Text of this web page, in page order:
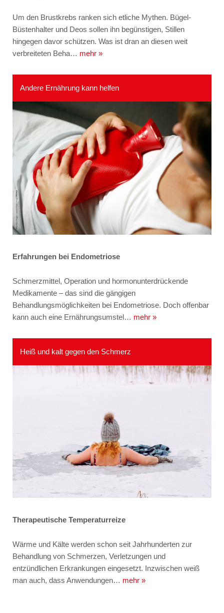
Um den Brustkrebs ranken sich etliche Mythen. Bügel-
Büstenhalter und Deos sollen ihn begünstigen, Stillen
hingegen davor schützen. Was ist dran an diesen weit
verbreiteten Beha… mehr »
Andere Ernährung kann helfen
Erfahrungen bei Endometriose
Schmerzmittel, Operation und hormonunterdrückende
Medikamente – das sind die gängigen
Behandlungsmöglichkeiten bei Endometriose. Doch offenbar
kann auch eine Ernährungsumstel… mehr »
Heiß und kalt gegen den Schmerz
Therapeutische Temperaturreize
Wärme und Kälte werden schon seit Jahrhunderten zur
Behandlung von Schmerzen, Verletzungen und
entzündlichen Erkrankungen eingesetzt. Inzwischen weiß
man auch, dass Anwendungen… mehr »